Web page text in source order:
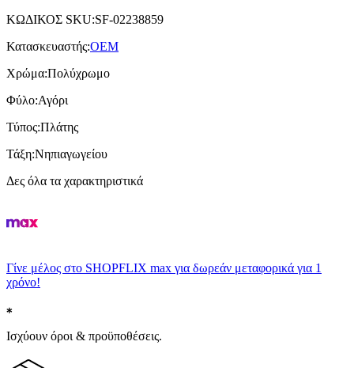
ΚΩΔΙΚΟΣ SKU:SF-02238859
Κατασκευαστής:OEM
Χρώμα:Πολύχρωμο
Φύλο:Αγόρι
Τύπος:Πλάτης
Τάξη:Νηπιαγωγείου
Δες όλα τα χαρακτηριστικά
Γίνε μέλος στο SHOPFLIX max για δωρεάν μεταφορικά για 1
χρόνο!
Ισχύουν όροι & προϋποθέσεις.